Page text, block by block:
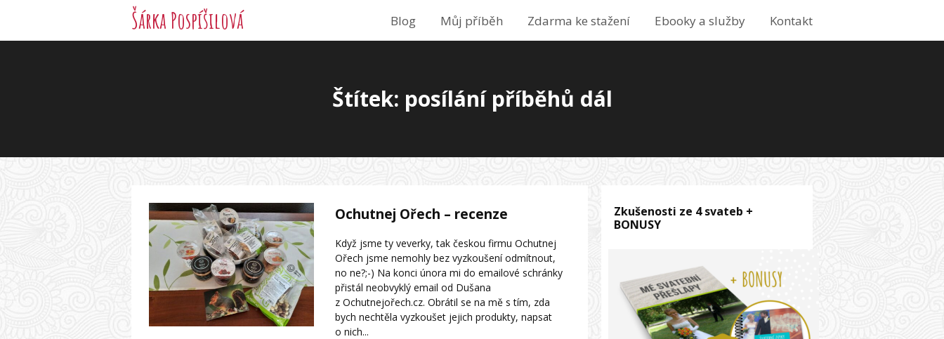
Šárka Pospíšilová Blog Můj příběh Zdarma ke stažení Ebooky a služby Kontakt
Štítek: posílání příběhů dál
Ochutnej Ořech – recenze
Když jsme ty veverky, tak českou firmu Ochutnej
Ořech jsme nemohly bez vyzkoušení odmítnout,
no ne?;-) Na konci února mi do emailové schránky
přistál neobvyklý email od Dušana
z Ochutnejořech.cz. Obrátil se na mě s tím, zda
bych nechtěla vyzkoušet jejich produkty, napsat
o nich...
Zkušenosti ze 4 svateb +
BONUSY